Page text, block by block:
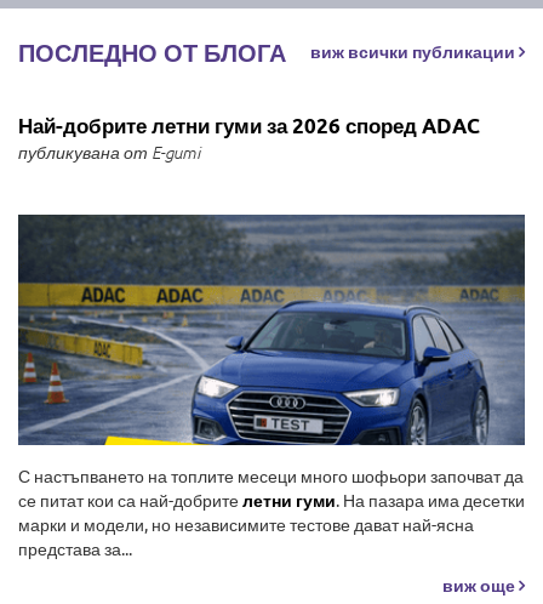
ПОСЛЕДНО ОТ БЛОГА виж всички публикации
Най-добрите летни гуми за 2026 според ADAC
публикувана от E-gumi
С настъпването на топлите месеци много шофьори започват да
се питат кои са най-добрителетни гуми. На пазара има десетки
марки и модели, но независимите тестове дават най-ясна
представа за...
виж още